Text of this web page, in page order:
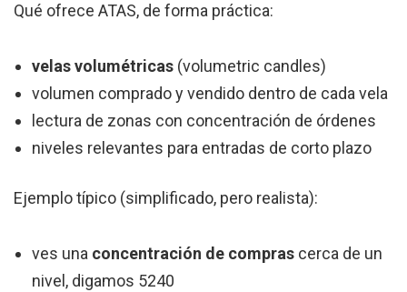
Qué ofrece ATAS, de forma práctica:
velas volumétricas (volumetric candles)
volumen comprado y vendido dentro de cada vela
lectura de zonas con concentración de órdenes
niveles relevantes para entradas de corto plazo
Ejemplo típico (simplificado, pero realista):
ves una concentración de compras cerca de un
nivel, digamos 5240